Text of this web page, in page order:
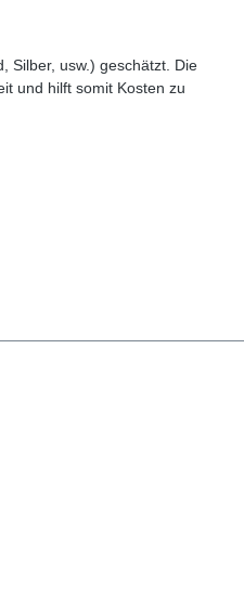
Silber, usw.) geschätzt. Die
und hilft somit Kosten zu